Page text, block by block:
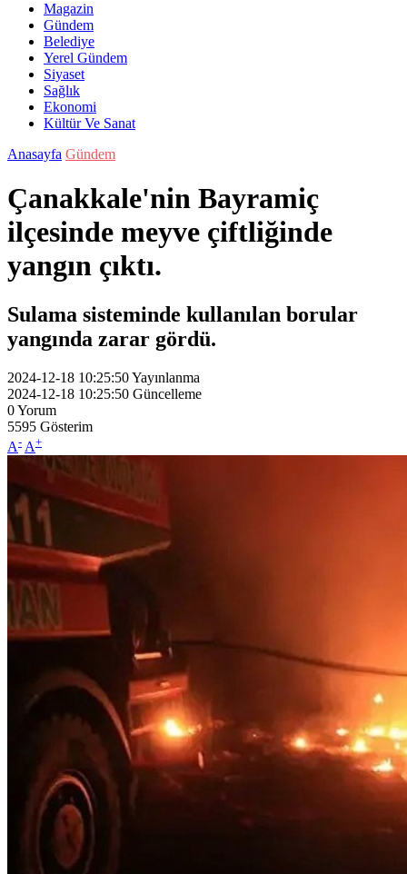
Magazin
Gündem
Belediye
Yerel Gündem
Siyaset
Sağlık
Ekonomi
Kültür Ve Sanat
Anasayfa Gündem
Çanakkale'nin Bayramiç
ilçesinde meyve çiftliğinde
yangın çıktı.
Sulama sisteminde kullanılan borular
yangında zarar gördü.
2024-12-18 10:25:50Yayınlanma
2024-12-18 10:25:50 Güncelleme
0Yorum
5595 Gösterim
A- A+